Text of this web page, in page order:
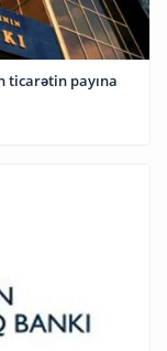
ticarətin payına